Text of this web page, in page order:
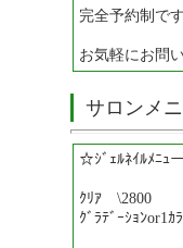
完全予約制で
お気軽にお問
サロンメ
☆ｼﾞｪﾙﾈｲﾙﾒﾆｭ
ｸﾘｱ \2800
ｸﾞﾗﾃﾞｰｼｮﾝor1